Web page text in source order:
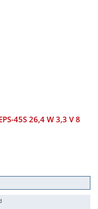
45S 26,4 W 3,3 V 8